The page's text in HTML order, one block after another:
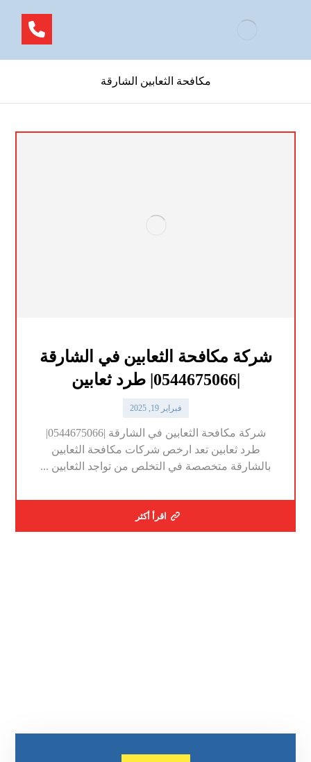
مكافحة الثعابين الشارقة
شركة مكافحة الثعابين في الشارقة
|0544675066| طرد ثعابين
فبراير 19, 2025
شركة مكافحة الثعابين في الشارقة |0544675066|
طرد ثعابين تعد ارخص شركات مكافحة الثعابين
بالشارقة متخصصة في التخلص من تواجد الثعابين ...
اقرأ أكثر